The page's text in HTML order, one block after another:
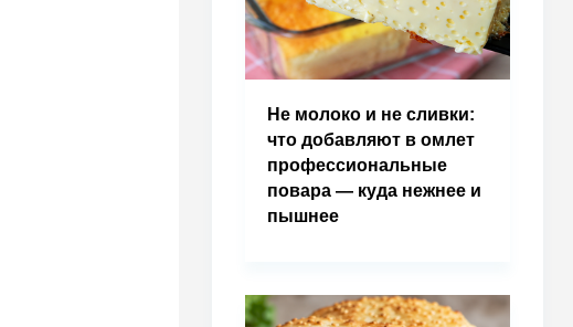
Не молоко и не сливки:
что добавляют в омлет
профессиональные
повара — куда нежнее и
пышнее